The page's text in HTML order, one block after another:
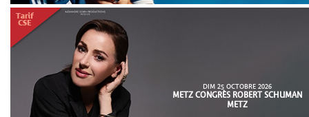
DIM 25 OCTOBRE 2026
METZ CONGRÈS ROBERT SCHUMAN
METZ